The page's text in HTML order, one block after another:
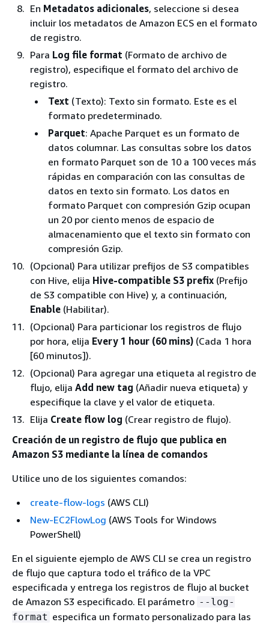
En Metadatos adicionales, seleccione si desea
incluir los metadatos de Amazon ECS en el formato
de registro.
Para Log file format (Formato de archivo de
registro), especifique el formato del archivo de
registro.
Text (Texto): Texto sin formato. Este es el
formato predeterminado.
Parquet: Apache Parquet es un formato de
datos columnar. Las consultas sobre los datos
en formato Parquet son de 10 a 100 veces más
rápidas en comparación con las consultas de
datos en texto sin formato. Los datos en
formato Parquet con compresión Gzip ocupan
un 20 por ciento menos de espacio de
almacenamiento que el texto sin formato con
compresión Gzip.
(Opcional) Para utilizar prefijos de S3 compatibles
con Hive, elija Hive-compatible S3 prefix (Prefijo
de S3 compatible con Hive) y, a continuación,
Enable (Habilitar).
(Opcional) Para particionar los registros de flujo
por hora, elija Every 1 hour (60 mins) (Cada 1 hora
[60 minutos]).
(Opcional) Para agregar una etiqueta al registro de
flujo, elija Add new tag (Añadir nueva etiqueta) y
especifique la clave y el valor de etiqueta.
Elija Create flow log (Crear registro de flujo).
Creación de un registro de flujo que publica en
Amazon S3 mediante la línea de comandos
Utilice uno de los siguientes comandos:
create-flow-logs (AWS CLI)
New-EC2FlowLog (AWS Tools for Windows
PowerShell)
En el siguiente ejemplo de AWS CLI se crea un registro
de flujo que captura todo el tráfico de la VPC
especificada y entrega los registros de flujo al bucket
de Amazon S3 especificado. El parámetro --log-
format especifica un formato personalizado para las